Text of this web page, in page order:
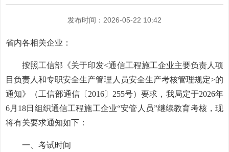
发布时间：2026-05-22 10:42
省内各相关企业：
按照工信部《关于印发<通信工程施工企业主要负责人项
目负责人和专职安全生产管理人员安全生产考核管理规定>的
通知》（工信部通信〔 2016〕 255号）要求，我局定于2026年
6月18日组织通信工程施工企业“安管人员”继续教育考核，现
将有关要求通知如下：
一、考试时间